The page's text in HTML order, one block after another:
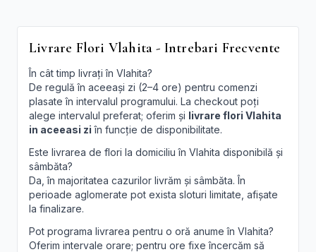
Livrare Flori Vlahita - Intrebari Frecvente
În cât timp livrați în Vlahita?
De regulă în aceeași zi (2–4 ore) pentru comenzi
plasate în intervalul programului. La checkout poți
alege intervalul preferat; oferim și livrare flori Vlahita
in aceeasi zi în funcție de disponibilitate.
Este livrarea de flori la domiciliu în Vlahita disponibilă și
sâmbăta?
Da, în majoritatea cazurilor livrăm și sâmbăta. În
perioade aglomerate pot exista sloturi limitate, afișate
la finalizare.
Pot programa livrarea pentru o oră anume în Vlahita?
Oferim intervale orare; pentru ore fixe încercăm să